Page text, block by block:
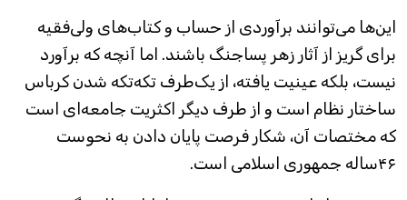
این‌ها می‌توانند برآوردی از حساب و کتاب‌های ولی‌فقیه
برای گریز از آثار زهر پساجنگ باشند. اما آنچه که برآورد
نیست، بلکه عینیت یافته، از یک‌طرف تکه‌تکه شدن کرباس
ساختار نظام است و از طرف دیگر اکثریت جامعه‌ای است
که مختصات آن، شکار فرصت پایان دادن به‌ نحوست
۴۶ساله جمهوری اسلامی است.